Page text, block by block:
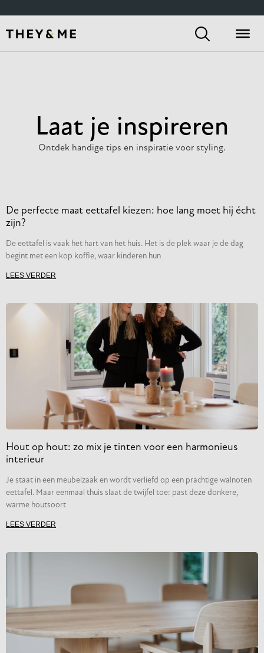
Laat je inspireren
Ontdek handige tips en inspiratie voor styling.
De perfecte maat eettafel kiezen: hoe lang moet hij écht
zijn?
De eettafel is vaak het hart van het huis. Het is de plek waar je de dag
begint met een kop koffie, waar kinderen hun
LEES VERDER
Hout op hout: zo mix je tinten voor een harmonieus
interieur
Je staat in een meubelzaak en wordt verliefd op een prachtige walnoten
eettafel. Maar eenmaal thuis slaat de twijfel toe: past deze donkere,
warme houtsoort
LEES VERDER